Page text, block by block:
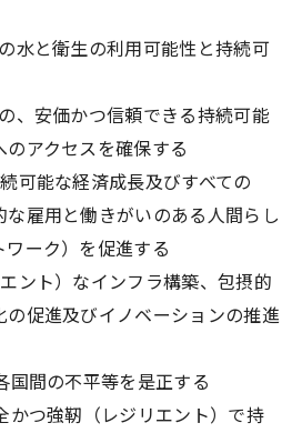
水と衛生の利用可能性と持続可
、安価かつ信頼できる持続可能
アクセスを確保する
可能な経済成長及びすべての
な雇用と働きがいのある人間らし
ワーク）を促進する
ント）なインフラ構築、包摂的
の促進及びイノベーションの推進
国間の不平等を是正する
かつ強靭（レジリエント）で持